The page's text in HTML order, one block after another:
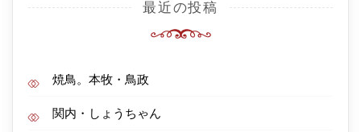
最近の投稿
焼鳥。本牧・鳥政
関内・しょうちゃん